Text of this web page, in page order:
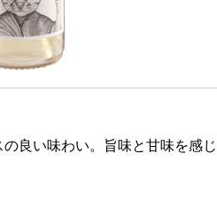
良い味わい。旨味と甘味を感